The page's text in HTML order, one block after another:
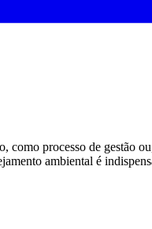
processo de gestão
ambiental é